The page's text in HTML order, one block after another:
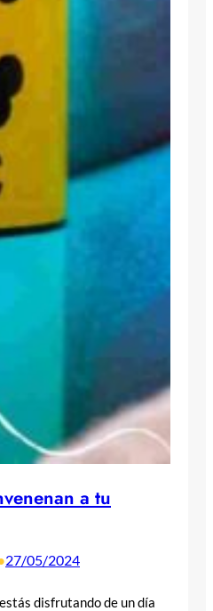
a tu
27/05/2024
disfrutando de un día